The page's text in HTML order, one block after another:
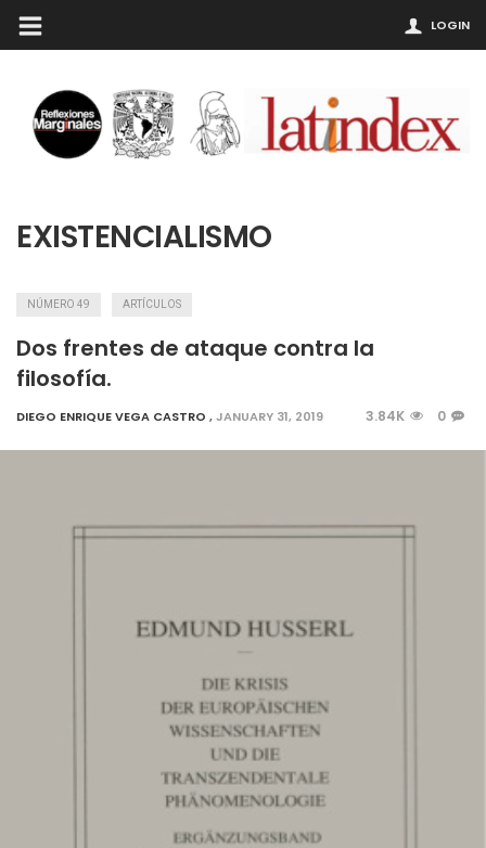
LOGIN
EXISTENCIALISMO
NÚMERO 49 ARTÍCULOS
Dos frentes de ataque contra la
filosofía.
DIEGO ENRIQUE VEGA CASTRO ,JANUARY 31, 2019 3.84K 0